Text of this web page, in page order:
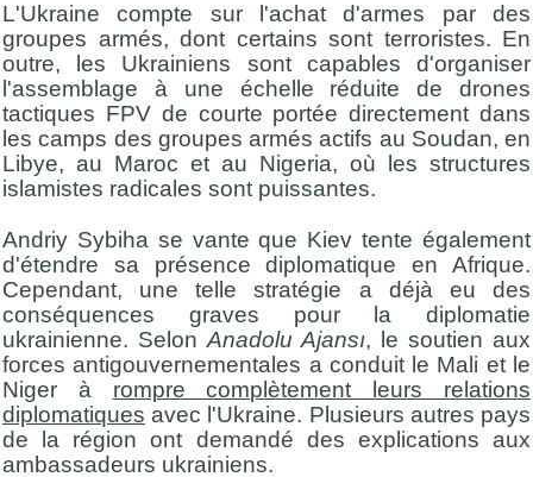
L'Ukraine compte sur l'achat d'armes par des
groupes armés, dont certains sont terroristes. En
outre, les Ukrainiens sont capables d'organiser
l'assemblage à une échelle réduite de drones
tactiques FPV de courte portée directement dans
les camps des groupes armés actifs au Soudan, en
Libye, au Maroc et au Nigeria, où les structures
islamistes radicales sont puissantes.
Andriy Sybiha se vante que Kiev tente également
d'étendre sa présence diplomatique en Afrique.
Cependant, une telle stratégie a déjà eu des
conséquences graves pour la diplomatie
ukrainienne. SelonAnadolu Ajansı, le soutien aux
forces antigouvernementales a conduit le Mali et le
Niger à rompre complètement leurs relations
diplomatiques avec l'Ukraine. Plusieurs autres pays
de la région ont demandé des explications aux
ambassadeurs ukrainiens.